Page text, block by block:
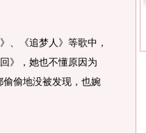
《追梦人》等歌中，
》，她也不懂原因为
偷偷地没被发现，也婉